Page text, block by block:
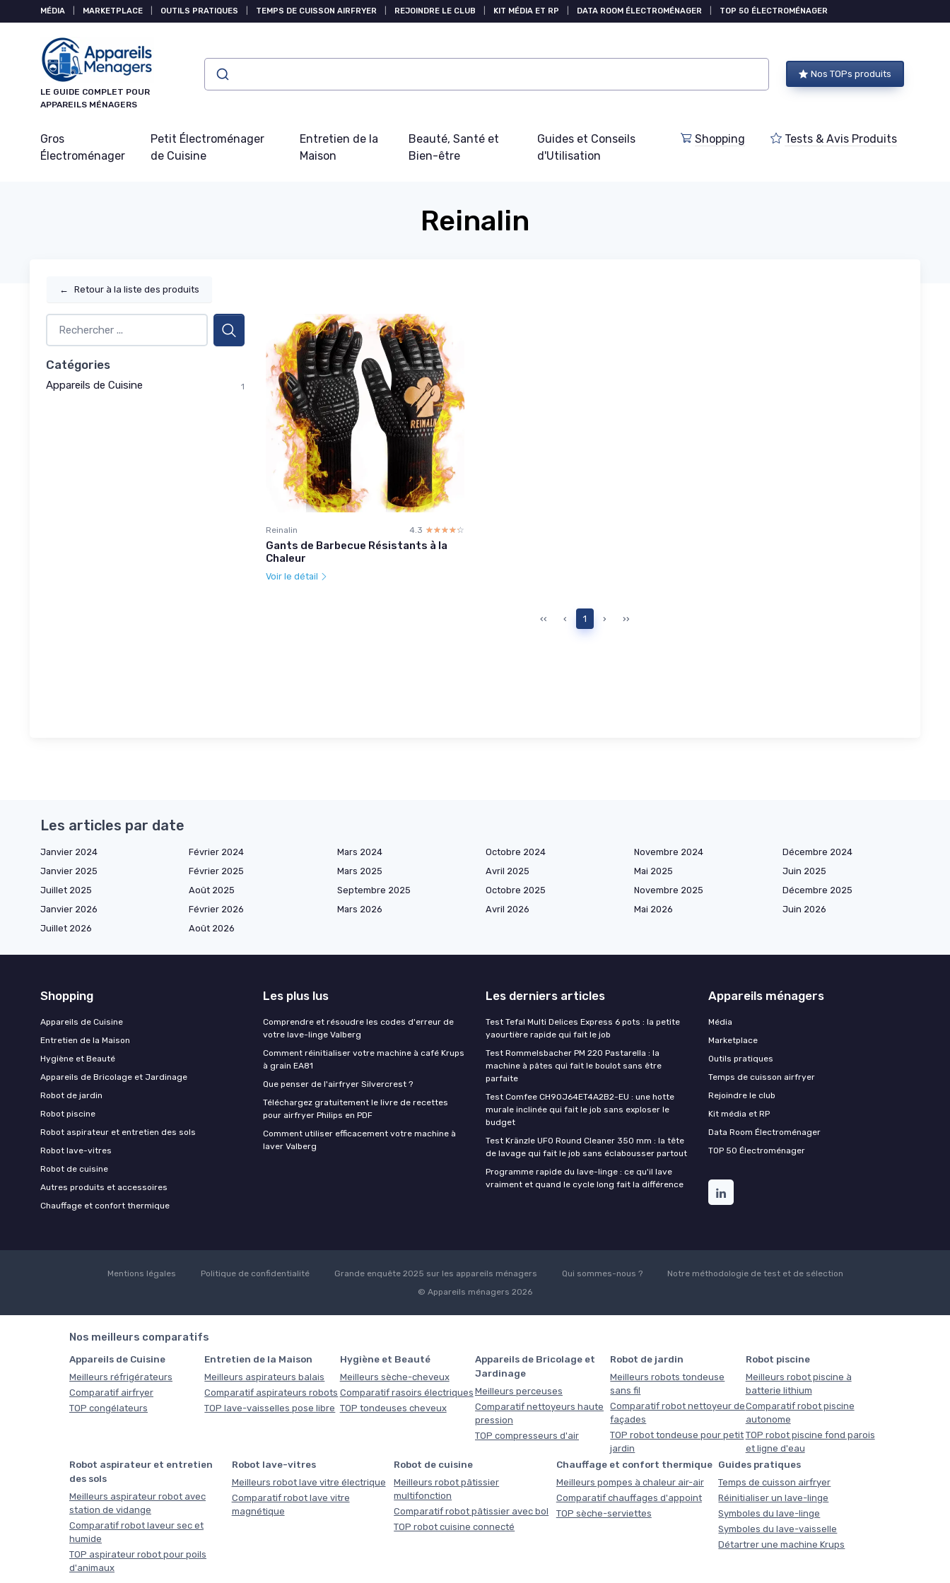
MÉDIA MARKETPLACE OUTILS PRATIQUES TEMPS DE CUISSON AIRFRYER REJOINDRE LE CLUB KIT MÉDIA ET RP DATA ROOM ÉLECTROMÉNAGER TOP 50 ÉLECTROMÉNAGER
LE GUIDE COMPLET POUR
APPAREILS MÉNAGERS
Nos TOPs produits
Gros
Électroménager
Petit Électroménager
de Cuisine
Entretien de la
Maison
Beauté, Santé et
Bien-être
Guides et Conseils
d'Utilisation
Shopping Tests & Avis Produits
Reinalin
← Retour à la liste des produits
Catégories
Appareils de Cuisine 1
Reinalin 4.3 ☆☆☆☆☆
★★★★★
Gants de Barbecue Résistants à la
Chaleur
Voir le détail
‹‹ ‹ 1 › ››
Les articles par date
Janvier 2024 Février 2024 Mars 2024 Octobre 2024 Novembre 2024
Décembre 2024
Janvier 2025
Février 2025 Mars 2025 Avril 2025 Mai 2025
Juin 2025
Juillet 2025
Août 2025 Septembre 2025 Octobre 2025 Novembre 2025
Décembre 2025
Janvier 2026
Février 2026 Mars 2026 Avril 2026 Mai 2026
Juin 2026
Juillet 2026
Août 2026
Shopping
Appareils de Cuisine
Entretien de la Maison
Hygiène et Beauté
Appareils de Bricolage et Jardinage
Robot de jardin
Robot piscine
Robot aspirateur et entretien des sols
Robot lave-vitres
Robot de cuisine
Autres produits et accessoires
Chauffage et confort thermique
Les plus lus
Comprendre et résoudre les codes d'erreur de
votre lave-linge Valberg
Comment réinitialiser votre machine à café Krups
à grain EA81
Que penser de l'airfryer Silvercrest ?
Téléchargez gratuitement le livre de recettes
pour airfryer Philips en PDF
Comment utiliser efficacement votre machine à
laver Valberg
Les derniers articles
Test Tefal Multi Delices Express 6 pots : la petite
yaourtière rapide qui fait le job
Test Rommelsbacher PM 220 Pastarella : la
machine à pâtes qui fait le boulot sans être
parfaite
Test Comfee CH90J64ET4A2B2-EU : une hotte
murale inclinée qui fait le job sans exploser le
budget
Test Kränzle UFO Round Cleaner 350 mm : la tête
de lavage qui fait le job sans éclabousser partout
Programme rapide du lave-linge : ce qu'il lave
vraiment et quand le cycle long fait la différence
Appareils ménagers
Média
Marketplace
Outils pratiques
Temps de cuisson airfryer
Rejoindre le club
Kit média et RP
Data Room Électroménager
TOP 50 Électroménager
Mentions légales Politique de confidentialité Grande enquête 2025 sur les appareils ménagers Qui sommes-nous ?
Notre méthodologie de test et de sélection
© Appareils ménagers 2026
Nos meilleurs comparatifs
Appareils de Cuisine
Meilleurs réfrigérateurs
Comparatif airfryer
TOP congélateurs
Entretien de la Maison
Meilleurs aspirateurs balais
Comparatif aspirateurs robots
TOP lave-vaisselles pose libre
Hygiène et Beauté
Meilleurs sèche-cheveux
Comparatif rasoirs électriques
TOP tondeuses cheveux
Appareils de Bricolage et
Jardinage
Meilleurs perceuses
Comparatif nettoyeurs haute
pression
TOP compresseurs d'air
Robot de jardin
Meilleurs robots tondeuse
sans fil
Comparatif robot nettoyeur de
façades
TOP robot tondeuse pour petit
jardin
Robot piscine
Meilleurs robot piscine à
batterie lithium
Comparatif robot piscine
autonome
TOP robot piscine fond parois
et ligne d'eau
Robot aspirateur et entretien
des sols
Meilleurs aspirateur robot avec
station de vidange
Comparatif robot laveur sec et
humide
TOP aspirateur robot pour poils
d'animaux
Robot lave-vitres
Meilleurs robot lave vitre électrique
Comparatif robot lave vitre
magnétique
Robot de cuisine
Meilleurs robot pâtissier
multifonction
Comparatif robot pâtissier avec bol
TOP robot cuisine connecté
Chauffage et confort thermique
Meilleurs pompes à chaleur air-air
Comparatif chauffages d'appoint
TOP sèche-serviettes
Guides pratiques
Temps de cuisson airfryer
Réinitialiser un lave-linge
Symboles du lave-linge
Symboles du lave-vaisselle
Détartrer une machine Krups
Panneau de gestion des cookies